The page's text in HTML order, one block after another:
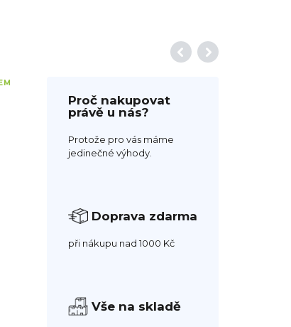
Proč nakupovat
právě u nás?
Protože pro vás máme
jedinečné výhody.
Doprava zdarma
při nákupu nad 1000 Kč
Vše na skladě